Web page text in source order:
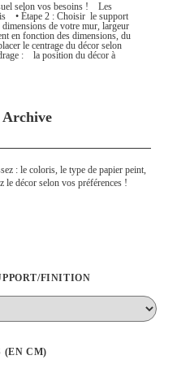
selon vos besoins ! Les
• Étape 2 : Choisir le support
de votre mur, largeur
en fonction des dimensions, du
le centrage du décor selon
: la position du décor à
Archive
: le coloris, le type de papier peint,
le décor selon vos préférences !
FINITION
(EN CM)